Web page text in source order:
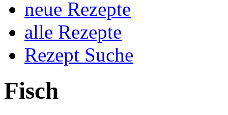
neue Rezepte
alle Rezepte
Rezept Suche
Fisch